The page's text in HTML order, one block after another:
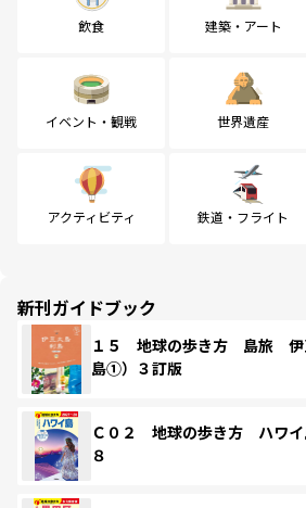
飲食 建築・アート
イベント・観戦 世界遺産
アクティビティ 鉄道・フライト
新刊ガイドブック
１５ 地球の歩き方 島旅 伊
島①）３訂版
Ｃ０２ 地球の歩き方 ハワ
８